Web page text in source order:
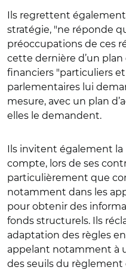
Ils regrettent également
stratégie, "ne réponde
préoccupations de ces
cette dernière d’un
financiers "particuliers
parlementaires lui
mesure, avec un plan
elles le demandent.
Ils invitent également la
compte, lors de ses
particulièrement que
notamment dans les
pour obtenir des
fonds structurels. Ils
adaptation des règles
appelant notamment à
des seuils du